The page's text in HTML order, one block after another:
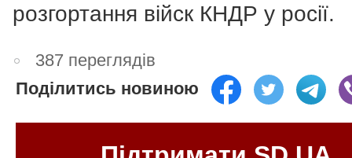
розгортання війск КНДР у росії.
387 переглядів
Поділитись новиною